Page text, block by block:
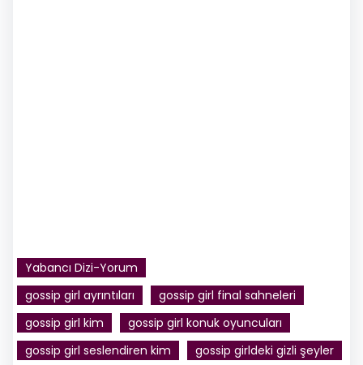
Yabancı Dizi-Yorum
gossip girl ayrıntıları
gossip girl final sahneleri
gossip girl kim
gossip girl konuk oyuncuları
gossip girl seslendiren kim
gossip girldeki gizli şeyler